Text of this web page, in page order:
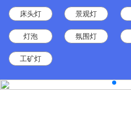
床头灯 景观灯
灯泡 氛围灯
工矿灯